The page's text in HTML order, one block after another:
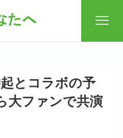
とコラボの予
大ファンで共演